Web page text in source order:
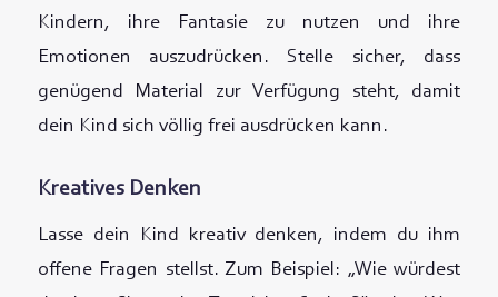
Kindern, ihre Fantasie zu nutzen und ihre
Emotionen auszudrücken. Stelle sicher, dass
genügend Material zur Verfügung steht, damit
dein Kind sich völlig frei ausdrücken kann.
Kreatives Denken
Lasse dein Kind kreativ denken, indem du ihm
offene Fragen stellst. Zum Beispiel: „Wie würdest